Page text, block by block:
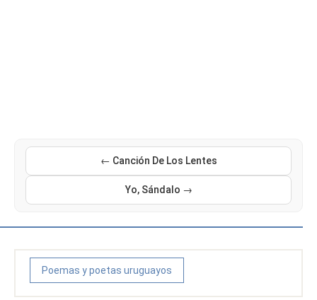
← Canción De Los Lentes
Yo, Sándalo →
Poemas y poetas uruguayos